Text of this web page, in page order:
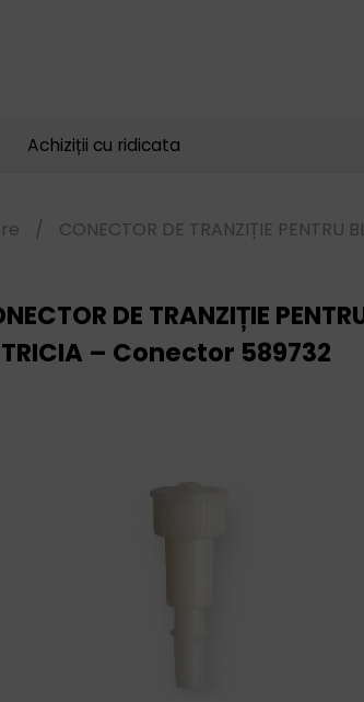
Achiziții cu ridicata
/ CONECTOR DE TRANZIȚIE
DE TRANZIȚIE
– Conector 589732